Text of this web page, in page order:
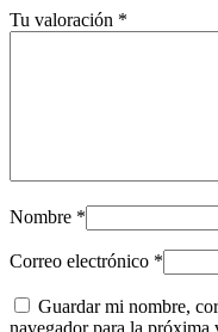
Tu valoración *
Nombre *
Correo electrónico *
Guardar mi nombre,
navegador para la próxima